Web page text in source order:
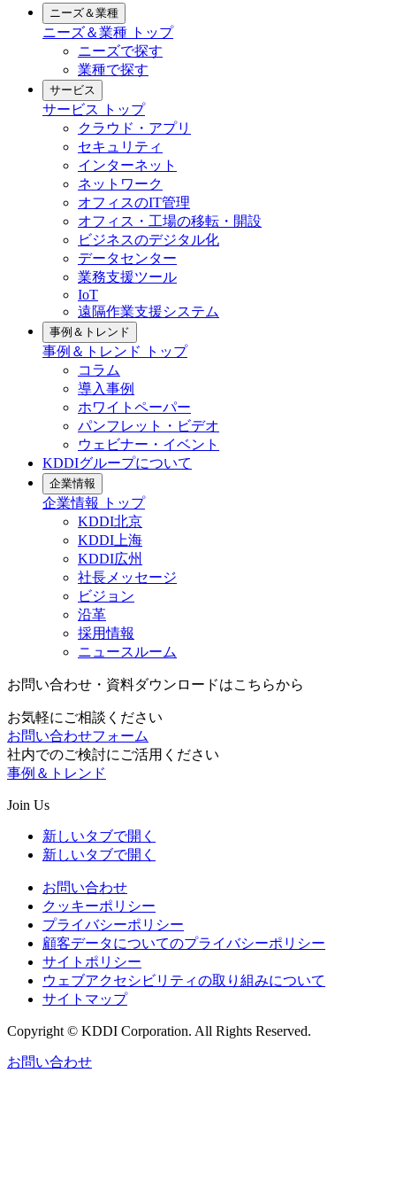
ニーズ＆業種
ニーズ＆業種 トップ
ニーズで探す
業種で探す
サービス
サービス
トップ
クラウド・アプリ
セキュリティ
インターネット
ネットワーク
オフィスのIT管理
オフィス・工場の移転・開設
ビジネスのデジタル化
データセンター
業務支援ツール
IoT
遠隔作業支援システム
事例＆トレンド
事例＆トレンド
トップ
コラム
導入事例
ホワイトペーパー
パンフレット・ビデオ
ウェビナー・イベント
KDDIグループについて
企業情報
企業情報
トップ
KDDI北京
KDDI上海
KDDI広州
社長メッセージ
ビジョン
沿革
採用情報
ニュースルーム
お問い合わせ・資料ダウンロードはこちらから
お気軽にご相談ください
お問い合わせフォーム
社内でのご検討にご活用ください
事例＆トレンド
Join Us
新しいタブで開く
新しいタブで開く
お問い合わせ
クッキーポリシー
プライバシーポリシー
顧客データについてのプライバシーポリシー
サイトポリシー
ウェブアクセシビリティの取り組みについて
サイトマップ
Copyright © KDDI Corporation. All Rights Reserved.
お問い合わせ